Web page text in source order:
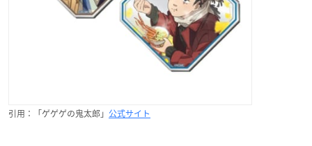
引用：「ゲゲゲの鬼太郎」 公式サイト